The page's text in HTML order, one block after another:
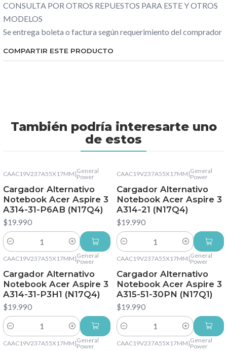
CONSULTA POR OTROS REPUESTOS PARA ESTE Y OTROS
MODELOS
Se entrega boleta o factura según requerimiento del comprador
COMPARTIR ESTE PRODUCTO
También podría interesarte uno
de estos
CAAC19V237A55X17MM |General
Power
Cargador Alternativo
Notebook Acer Aspire 3
A314-31-P6AB (N17Q4)
$19.990
Cantidad
CAAC19V237A55X17MM |General
Power
Cargador Alternativo
Notebook Acer Aspire 3
A314-21 (N17Q4)
$19.990
Cantidad
CAAC19V237A55X17MM |General
Power
Cargador Alternativo
Notebook Acer Aspire 3
A314-31-P3H1 (N17Q4)
$19.990
Cantidad
CAAC19V237A55X17MM |General
Power
Cargador Alternativo
Notebook Acer Aspire 3
A315-51-30PN (N17Q1)
$19.990
Cantidad
CAAC19V237A55X17MM |General
Power
CAAC19V237A55X17MM |General
Power